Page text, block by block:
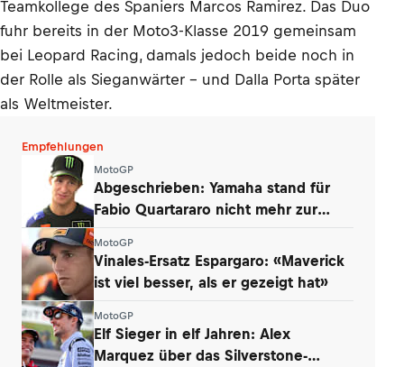
Teamkollege des Spaniers Marcos Ramirez. Das Duo
fuhr bereits in der Moto3-Klasse 2019 gemeinsam
bei Leopard Racing, damals jedoch beide noch in
der Rolle als Sieganwärter – und Dalla Porta später
als Weltmeister.
Empfehlungen
MotoGP
Abgeschrieben: Yamaha stand für
Fabio Quartararo nicht mehr zur
MotoGP
Vinales-Ersatz Espargaro: «Maverick
ist viel besser, als er gezeigt hat»
MotoGP
Elf Sieger in elf Jahren: Alex
Marquez über das Silverstone-